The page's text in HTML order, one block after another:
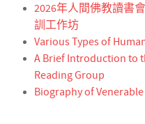
2026年人間佛教讀書
訓工作坊
Various Types of
A Brief Introduction to
Reading Group
Biography of